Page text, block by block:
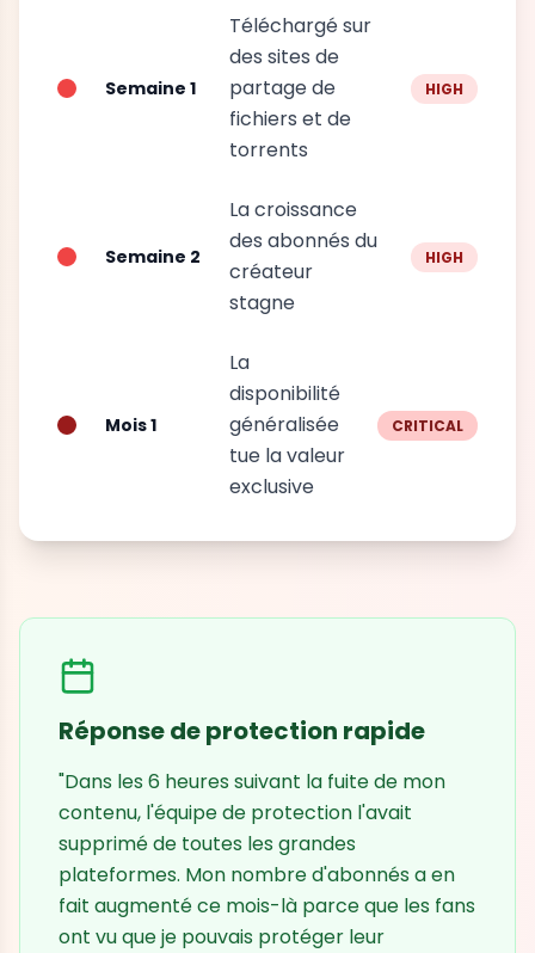
Semaine 1
Téléchargé sur
des sites de
partage de
fichiers et de
torrents
HIGH
Semaine 2
La croissance
des abonnés du
créateur
stagne
HIGH
Mois 1
La
disponibilité
généralisée
tue la valeur
exclusive
CRITICAL
Réponse de protection rapide
"Dans les 6 heures suivant la fuite de mon
contenu, l'équipe de protection l'avait
supprimé de toutes les grandes
plateformes. Mon nombre d'abonnés a en
fait augmenté ce mois-là parce que les fans
ont vu que je pouvais protéger leur